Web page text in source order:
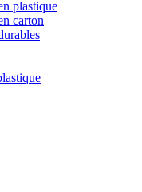
plastique
carton